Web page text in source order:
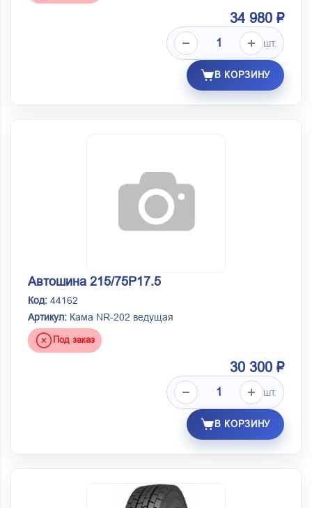
34 980 ₽
шт.
В КОРЗИНУ
Автошина 215/75Р17.5
Код: 44162
Артикул: Кама NR-202 ведущая
Под заказ
30 300 ₽
шт.
В КОРЗИНУ